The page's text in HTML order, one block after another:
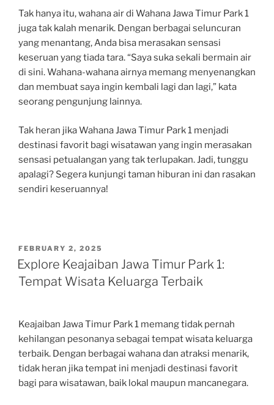
Tak hanya itu, wahana air di Wahana Jawa Timur Park 1
juga tak kalah menarik. Dengan berbagai seluncuran
yang menantang, Anda bisa merasakan sensasi
keseruan yang tiada tara. “Saya suka sekali bermain air
di sini. Wahana-wahana airnya memang menyenangkan
dan membuat saya ingin kembali lagi dan lagi,” kata
seorang pengunjung lainnya.
Tak heran jika Wahana Jawa Timur Park 1 menjadi
destinasi favorit bagi wisatawan yang ingin merasakan
sensasi petualangan yang tak terlupakan. Jadi, tunggu
apalagi? Segera kunjungi taman hiburan ini dan rasakan
sendiri keseruannya!
POSTED
ON
FEBRUARY 2, 2025
Explore Keajaiban Jawa Timur Park 1:
Tempat Wisata Keluarga Terbaik
Keajaiban Jawa Timur Park 1 memang tidak pernah
kehilangan pesonanya sebagai tempat wisata keluarga
terbaik. Dengan berbagai wahana dan atraksi menarik,
tidak heran jika tempat ini menjadi destinasi favorit
bagi para wisatawan, baik lokal maupun mancanegara.